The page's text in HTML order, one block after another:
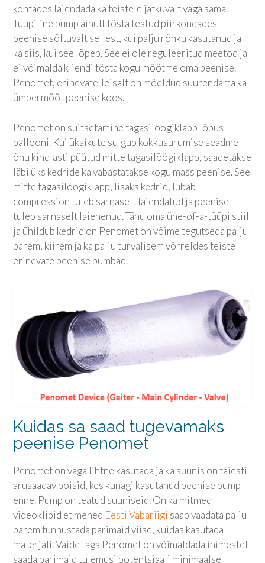
kohtades laiendada ka teistele jätkuvalt väga sama.
Tüüpiline pump ainult tõsta teatud piirkondades
peenise sõltuvalt sellest, kui palju rõhku kasutanud ja
ka siis, kui see lõpeb. See ei ole reguleeritud meetod ja
ei võimalda kliendi tõsta kogu mõõtme oma peenise.
Penomet, erinevate Teisalt on mõeldud suurendama ka
ümbermõõt peenise koos.
Penomet on suitsetamine tagasilöögiklapp lõpus
ballooni. Kui üksikute sulgub kokkusurumise seadme
õhu kindlasti püütud mitte tagasilöögiklapp, saadetakse
läbi üks kedride ka vabastatakse kogu mass peenise. See
mitte tagasilöögiklapp, lisaks kedrid, lubab
compression tuleb sarnaselt laiendatud ja peenise
tuleb sarnaselt laienenud. Tänu oma ühe-of-a-tüüpi stiil
ja ühildub kedrid on Penomet on võime tegutseda palju
parem, kiirem ja ka palju turvalisem võrreldes teiste
erinevate peenise pumbad.
Kuidas sa saad tugevamaks
peenise Penomet
Penomet on väga lihtne kasutada ja ka suunis on täiesti
arusaadav poisid, kes kunagi kasutanud peenise pump
enne. Pump on teatud suuniseid. On ka mitmed
videoklipid et mehed Eesti Vabariigi saab vaadata palju
parem tunnustada parimaid viise, kuidas kasutada
materjali. Väide taga Penomet on võimaldada inimestel
saada parimaid tulemusi potentsiaali minimaalse